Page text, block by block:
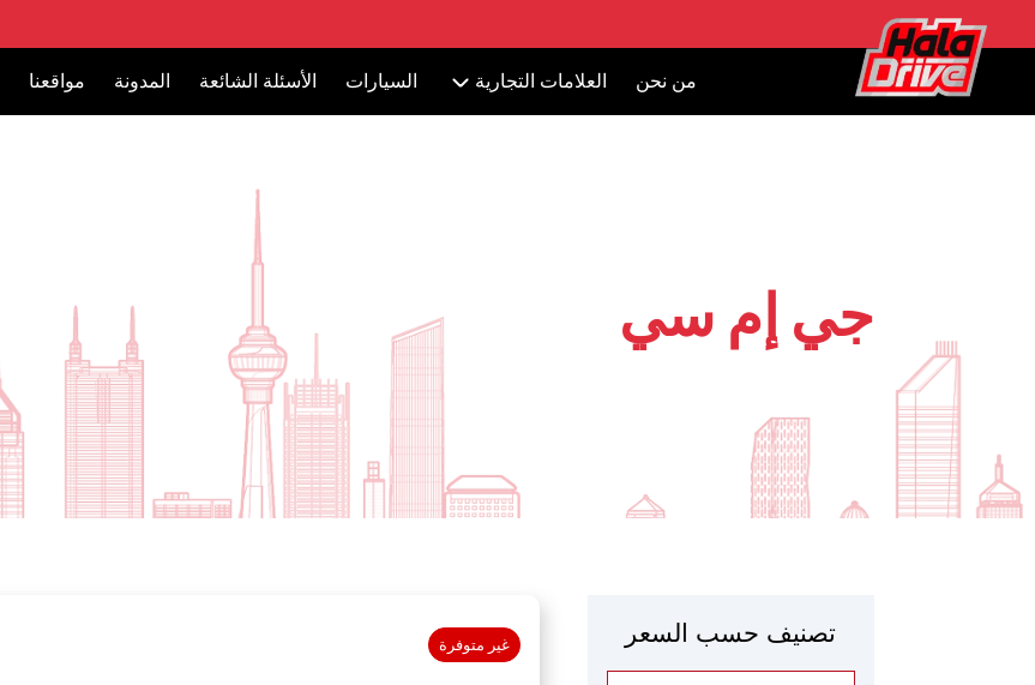
من نحن العلامات التجارية السيارات الأسئلة الشائعة المدونة مواقعنا
جي إم سي
تصنيف حسب السعر غير متوفرة